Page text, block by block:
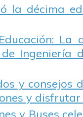
la décima
La
Ingeniería
y consejos
y disfrutar
y Buses